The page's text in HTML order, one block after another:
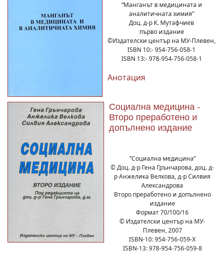
“Манганът в медицината и
аналитичната химия”
Доц. д-р К. Мутафчиев
първо издание
©Издателски център на МУ-Плевен,
ISBN 10:- 954-756-058-1
ISBN 13:- 978-954-756-058-1
Анотация
Социална медицина -
Второ преработено и
допълнено издание
”Социална медицина”
© Доц. д-р Гена Грънчарова, доц. д-
р Анжелика Велкова, д-р Силвия
Александрова
Второ преработено и допълнено
издание
Формат 70/100/16
© Издателски център на МУ-
Плевен, 2007
ISBN-10: 954-756-059-Х
ISBN-13: 978-954-756-059-8